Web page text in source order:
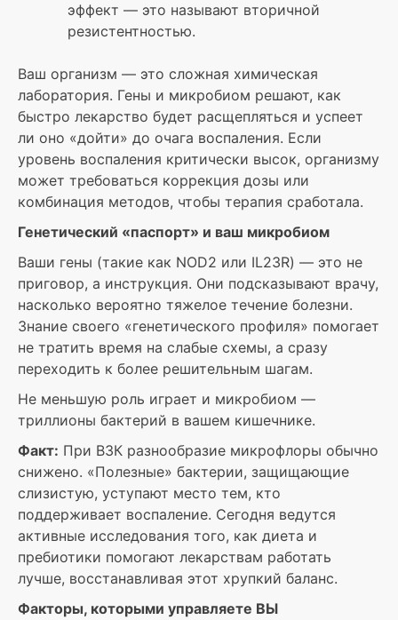
эффект — это называют вторичной
резистентностью.
Ваш организм — это сложная химическая
лаборатория. Гены и микробиом решают, как
быстро лекарство будет расщепляться и успеет
ли оно «дойти» до очага воспаления. Если
уровень воспаления критически высок, организму
может требоваться коррекция дозы или
комбинация методов, чтобы терапия сработала.
Генетический «паспорт» и ваш микробиом
Ваши гены (такие как NOD2 или IL23R) — это не
приговор, а инструкция. Они подсказывают врачу,
насколько вероятно тяжелое течение болезни.
Знание своего «генетического профиля» помогает
не тратить время на слабые схемы, а сразу
переходить к более решительным шагам.
Не меньшую роль играет и микробиом —
триллионы бактерий в вашем кишечнике.
Факт: При ВЗК разнообразие микрофлоры обычно
снижено. «Полезные» бактерии, защищающие
слизистую, уступают место тем, кто
поддерживает воспаление. Сегодня ведутся
активные исследования того, как диета и
пребиотики помогают лекарствам работать
лучше, восстанавливая этот хрупкий баланс.
Факторы, которыми управляете ВЫ